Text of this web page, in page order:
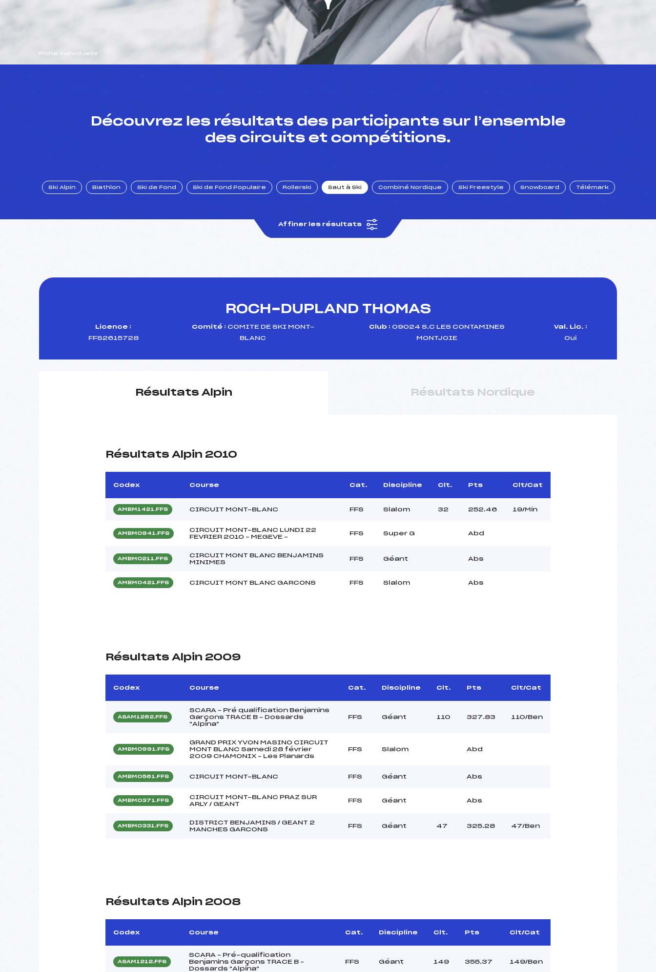
Fiche individuelle
Découvrez les résultats des participants sur l’ensemble
des circuits et compétitions.
Ski Alpin Biathlon Ski de Fond Ski de Fond Populaire Rollerski Saut à Ski Combiné Nordique Ski Freestyle Snowboard Télémark
Affiner les résultats
ROCH-DUPLAND THOMAS
Licence :
FFS2615728
Comité : COMITE DE SKI MONT-
BLANC
Club : 09024 S.C LES CONTAMINES
MONTJOIE
Val. Lic. :
Oui
Résultats Alpin Résultats Nordique
Résultats Alpin 2010
Codex Course Cat. Discipline Clt. Pts Clt/Cat
AMBM1421.FFS CIRCUIT MONT-BLANC FFS Slalom 32 252.46 19/Min
AMBM0941.FFS
CIRCUIT MONT-BLANC LUNDI 22
FEVRIER 2010 – MEGEVE –
FFS Super G Abd
AMBM0211.FFS
CIRCUIT MONT BLANC BENJAMINS
MINIMES
FFS Géant Abs
AMBM0421.FFS CIRCUIT MONT BLANC GARCONS FFS Slalom Abs
Résultats Alpin 2009
Codex Course Cat. Discipline Clt. Pts Clt/Cat
ASAM1262.FFS
SCARA – Pré qualification Benjamins
Garçons TRACE B – Dossards
"Alpina"
FFS Géant 110 327.83 110/Ben
AMBM0991.FFS
GRAND PRIX YVON MASINO CIRCUIT
MONT BLANC Samedi 28 février
2009 CHAMONIX – Les Planards
FFS Slalom Abd
AMBM0561.FFS CIRCUIT MONT-BLANC FFS Géant Abs
AMBM0371.FFS
CIRCUIT MONT-BLANC PRAZ SUR
ARLY / GEANT
FFS Géant Abs
AMBM0331.FFS
DISTRICT BENJAMINS / GEANT 2
MANCHES GARCONS
FFS Géant 47 325.28 47/Ben
Résultats Alpin 2008
Codex Course Cat. Discipline Clt. Pts Clt/Cat
ASAM1212.FFS
SCARA – Pré-qualification
Benjamins Garçons TRACE B –
Dossards "Alpina"
FFS Géant 149 355.37 149/Ben